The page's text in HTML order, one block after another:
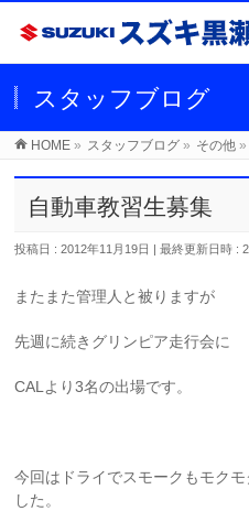
スタッフブログ
HOME » スタッフブログ » その他 »
自動車教習生募集
投稿日 : 2012年11月19日 最終更新日時 :
またまた管理人と被りますが
先週に続きグリンピア走行会に
CALより3名の出場です。
今回はドライでスモークもモク
した。